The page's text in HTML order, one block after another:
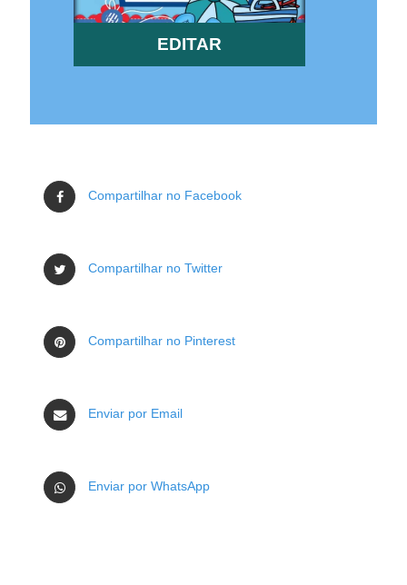
EDITAR
Compartilhar no Facebook
Compartilhar no Twitter
Compartilhar no Pinterest
Enviar por Email
Enviar por WhatsApp